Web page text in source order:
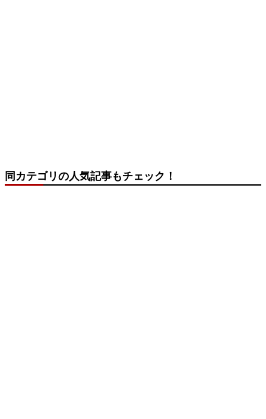
同カテゴリの人気記事もチェック！